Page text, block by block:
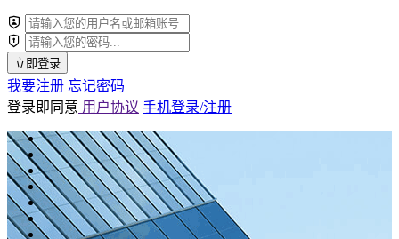
立即登录
我要注册 忘记密码
登录即同意 用户协议 手机登录/注册